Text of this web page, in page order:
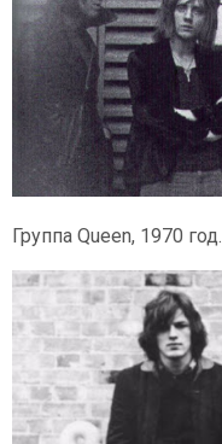
Группа Queen, 1970 год.